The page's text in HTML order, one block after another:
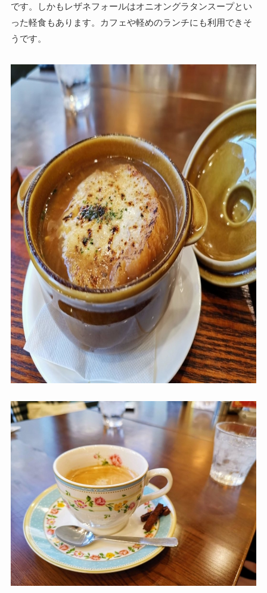
です。しかもレザネフォールはオニオングラタンスープとい
った軽食もあります。カフェや軽めのランチにも利用できそ
うです。